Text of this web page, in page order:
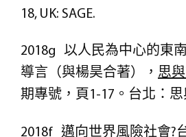
18, UK: SAGE.
2018g 以人民為中心的東
導言（與楊昊合著）， 思
期專號，頁1-17。台北：思
2018f 邁向世界風險社會?